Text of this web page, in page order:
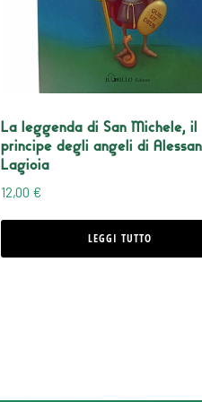
La leggenda di San Michele, il
principe degli angeli di
Lagioia
12,00 €
LEGGI TUTTO